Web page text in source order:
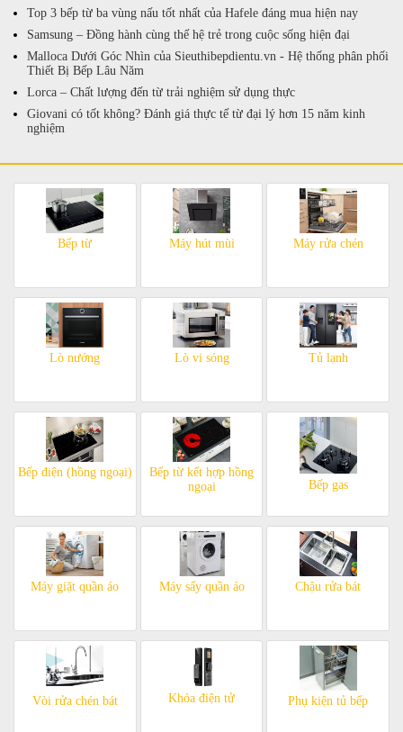
Top 3 bếp từ ba vùng nấu tốt nhất của Hafele đáng mua hiện nay
Samsung – Đồng hành cùng thế hệ trẻ trong cuộc sống hiện đại
Malloca Dưới Góc Nhìn của Sieuthibepdientu.vn - Hệ thống phân phối
Thiết Bị Bếp Lâu Năm
Lorca – Chất lượng đến từ trải nghiệm sử dụng thực
Giovani có tốt không? Đánh giá thực tế từ đại lý hơn 15 năm kinh
nghiệm
Bếp từ Máy hút mùi Máy rửa chén
Lò nướng Lò vi sóng Tủ lạnh
Bếp điện (hồng ngoại)
Bếp từ kết hợp hồng
ngoại
Bếp gas
Máy giặt quần áo Máy sấy quần áo Chậu rửa bát
Vòi rửa chén bát Khóa điện tử Phụ kiện tủ bếp